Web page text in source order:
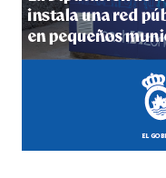
hace 4 días·Huelvatv